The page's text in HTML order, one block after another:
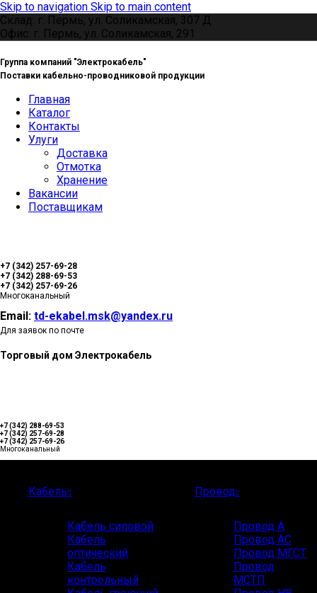
Skip to navigation Skip to main content
Склад: г. Пермь, ул. Соликамская, 307 Д
Офис: г. Пермь, ул. Соликамская, 291
Группа компаний "Электрокабель"
Поставки кабельно-проводниковой продукции
Главная
Каталог
Контакты
Улуги
Доставка
Отмотка
Хранение
Вакансии
Поставщикам
+7 (342) 257-69-28
+7 (342) 288-69-53
+7 (342) 257-69-26
Многоканальный
Email: td-ekabel.msk@yandex.ru
Для заявок по почте
Торговый дом Электрокабель
+7 (342) 288-69-53
+7 (342) 257-69-28
+7 (342) 257-69-26
Многоканальный
Кабель
Кабель силовой
Кабель
оптический
Кабель
контрольный
Провод
Провод А
Провод АС
Провод МГСТ
Провод
МСТП